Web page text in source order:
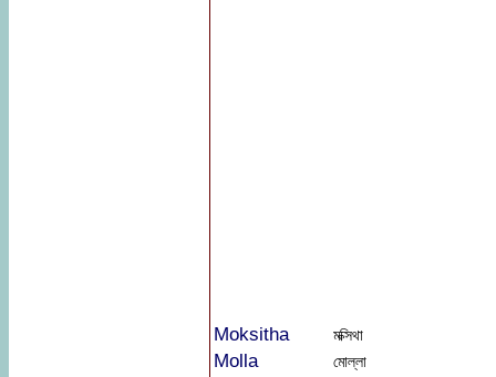
Moksitha মক্সিথা
Molla মোল্লা